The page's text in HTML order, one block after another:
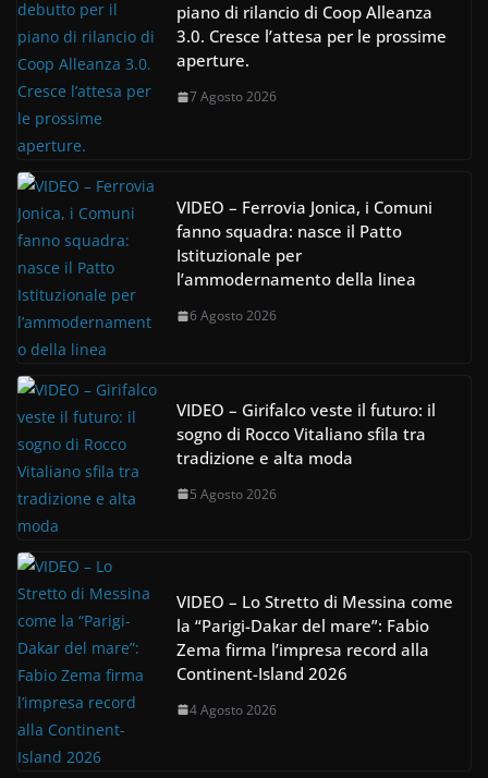
piano di rilancio di Coop Alleanza
3.0. Cresce l’attesa per le prossime
aperture.
7 Agosto 2026
VIDEO – Ferrovia Jonica, i Comuni
fanno squadra: nasce il Patto
Istituzionale per
l’ammodernamento della linea
6 Agosto 2026
VIDEO – Girifalco veste il futuro: il
sogno di Rocco Vitaliano sfila tra
tradizione e alta moda
5 Agosto 2026
VIDEO – Lo Stretto di Messina come
la “Parigi-Dakar del mare”: Fabio
Zema firma l’impresa record alla
Continent-Island 2026
4 Agosto 2026